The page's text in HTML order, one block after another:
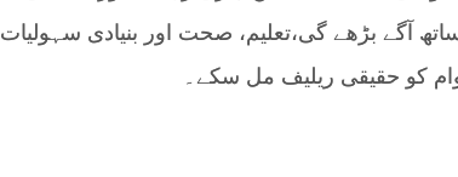
آگے بڑھے گی،تعلیم، صحت اور بنیادی سہولیات
کو حقیقی ریلیف مل سکے۔